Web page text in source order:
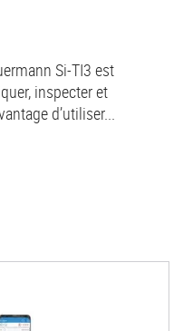
Si-TI3 est
inspecter et
d’utiliser...